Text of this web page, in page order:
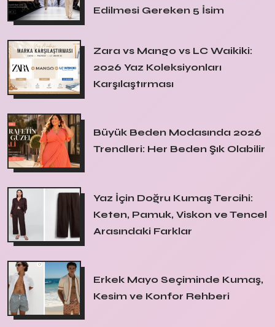
Edilmesi Gereken 5 İsim
Zara vs Mango vs LC Waikiki:
2026 Yaz Koleksiyonları
Karşılaştırması
Büyük Beden Modasında 2026
Trendleri: Her Beden Şık Olabilir
Yaz İçin Doğru Kumaş Tercihi:
Keten, Pamuk, Viskon ve Tencel
Arasındaki Farklar
Erkek Mayo Seçiminde Kumaş,
Kesim ve Konfor Rehberi